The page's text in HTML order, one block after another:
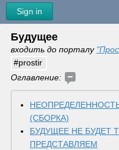
Sign in
Будущее
входить до порталу
#prostir
Оглавление:
(СБОРКА)
БУДУЩЕЕ НЕ БУДЕТ
ПРЕДСТАВЛЯЕМ